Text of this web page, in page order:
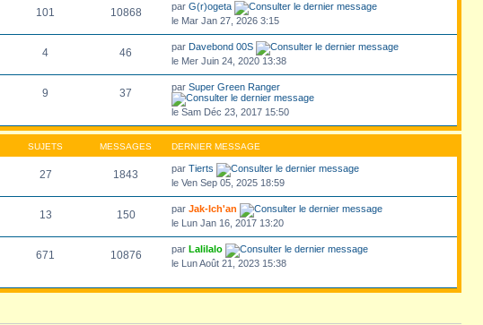
101 10868 par G(r)ogeta
le Mar Jan 27, 2026 3:15
4 46 par Davebond 00S
le Mer Juin 24, 2020 13:38
9 37 par Super Green Ranger
le Sam Déc 23, 2017 15:50
SUJETS MESSAGES DERNIER MESSAGE
27 1843 par Tierts
le Ven Sep 05, 2025 18:59
13 150 par Jak-Ich'an
le Lun Jan 16, 2017 13:20
671 10876 par Lalilalo
le Lun Août 21, 2023 15:38